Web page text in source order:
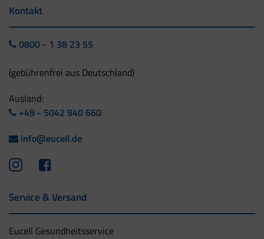
Kontakt
0800 - 1 38 23 55
(gebührenfrei aus Deutschland)
Ausland:
+49 - 5042 940 660
info@eucell.de
Service & Versand
Eucell Gesundheitsservice